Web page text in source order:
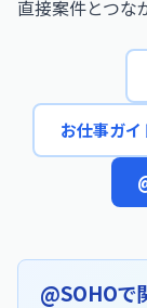
直接案件とつな
お仕事ガイ
@SOHOで